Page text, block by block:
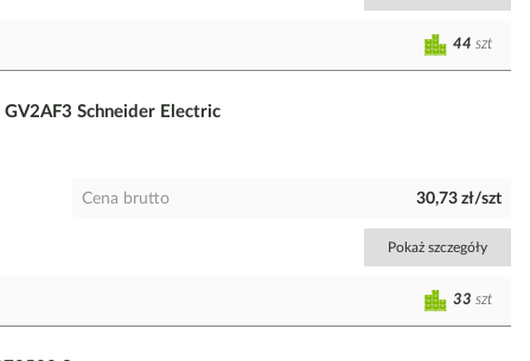
44 szt
Schneider Electric
Cena brutto 30,73 zł/szt
Pokaż szczegóły
33 szt